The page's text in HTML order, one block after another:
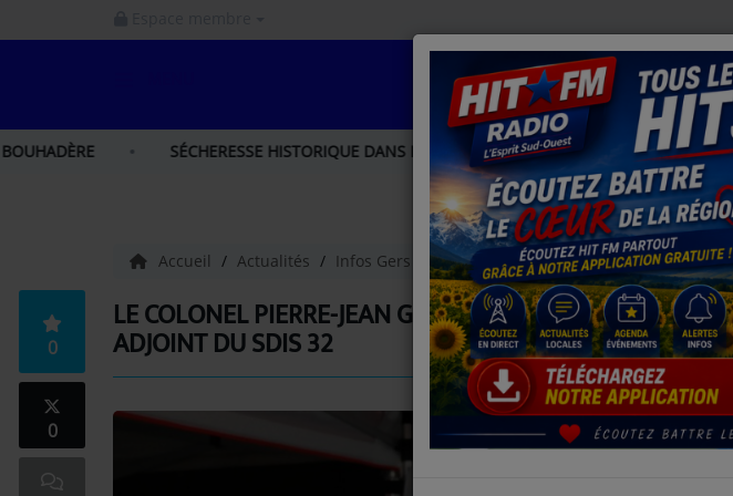
SÉCHERESSE HISTORIQUE DANS LES HAUTES-PYRÉNÉES : LES RESTRICTIONS D'EAU SE
ACCUEIL
INFOS NORD GASCOGNE
INFOS HAUTES - PYRÉNÉES
LA RADIO
PODCAST
Accueil Actualités Infos Gers Le colonel Pierre-Jean Gaubert, futur
LE COLONEL PIERRE-JEAN GAUBERT, FUTUR DIRECTEUR
ADJOINT DU SDIS 32
0
0